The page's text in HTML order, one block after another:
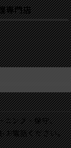
専門店
ニング・保守、
お電話ください。